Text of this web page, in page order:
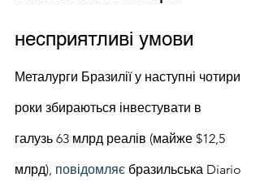
несприятливі умови
Металурги Бразилії у наступні чотири
роки збираються інвестувати в
галузь 63 млрд реалів (майже $12,5
млрд), повідомляє бразильська Diario